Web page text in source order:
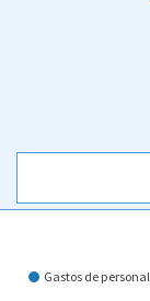
Gastos de personal